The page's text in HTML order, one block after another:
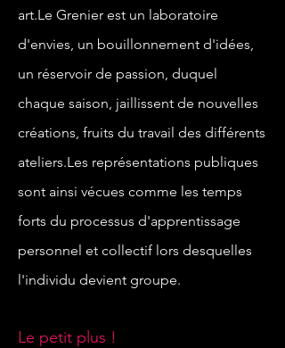
art.Le Grenier est un laboratoire
d'envies, un bouillonnement d'idées,
un réservoir de passion, duquel
chaque saison, jaillissent de nouvelles
créations, fruits du travail des différents
ateliers.Les représentations publiques
sont ainsi vécues comme les temps
forts du processus d'apprentissage
personnel et collectif lors desquelles
l'individu devient groupe.
Le petit plus !